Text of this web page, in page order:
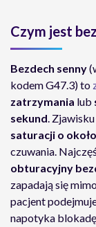
Czym jest
Bezdech senny
kodem G47.3) to
zatrzymania lub
sekund.
saturacji o
czuwania.
obturacyjny
zapadają się
pacjent
napotyka